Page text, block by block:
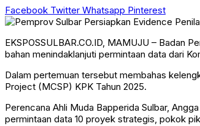
Facebook Twitter Whatsapp Pinterest
EKSPOSSULBAR.CO.ID, MAMUJU – Badan
bahan menindaklanjuti permintaan data dari
Dalam pertemuan tersebut membahas
Project (MCSP) KPK Tahun 2025.
Perencana Ahli Muda Bapperida Sulbar,
permintaan data 10 proyek strategis, pokok